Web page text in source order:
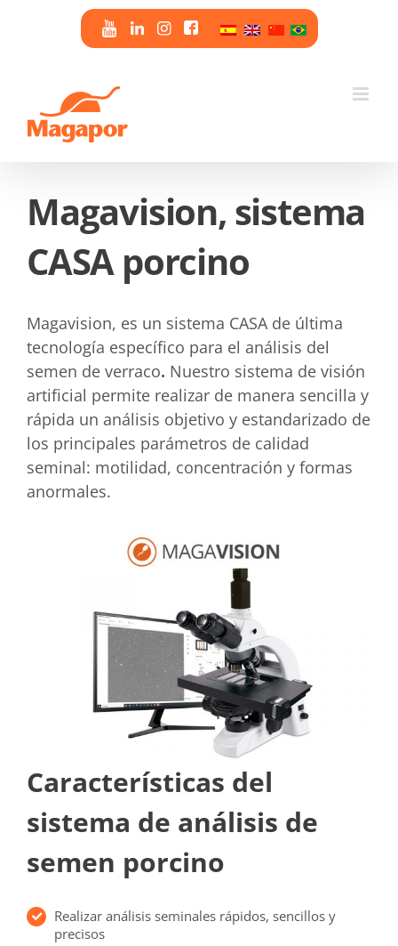
Magavision, sistema
CASA porcino
Magavision, es un sistema CASA de última
tecnología específico para el análisis del
semen de verraco. Nuestro sistema de visión
artificial permite realizar de manera sencilla y
rápida un análisis objetivo y estandarizado de
los principales parámetros de calidad
seminal: motilidad, concentración y formas
anormales.
Características del
sistema de análisis de
semen porcino
Realizar análisis seminales rápidos, sencillos y
precisos